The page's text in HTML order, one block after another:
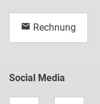
Rechnung
Social Media